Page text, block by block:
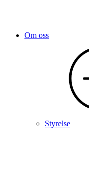
Om oss
Styrelse